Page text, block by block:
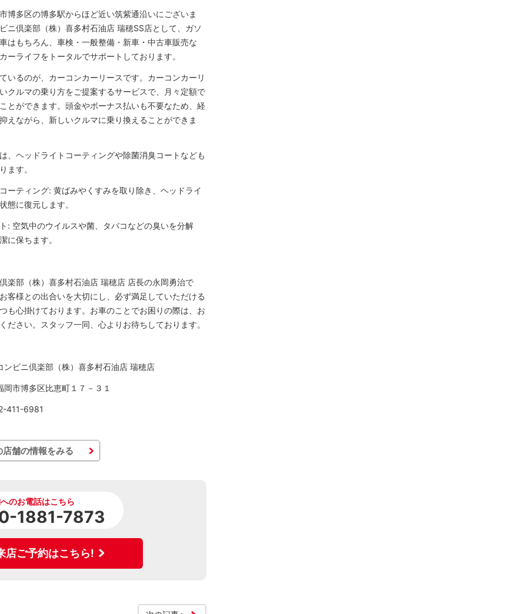
博多区の博多駅からほど近い筑紫通沿いにございま
ニ倶楽部（株）喜多村石油店 瑞穂SS店として、ガソ
はもちろん、車検・一般整備・新車・中古車販売な
ーライフをトータルでサポートしております。
いるのが、カーコンカーリースです。カーコンカーリ
クルマの乗り方をご提案するサービスで、月々定額で
とができます。頭金やボーナス払いも不要なため、経
えながら、新しいクルマに乗り換えることができま
、ヘッドライトコーティングや除菌消臭コートなども
ます。
ーティング: 黄ばみやくすみを取り除き、ヘッドライ
態に復元します。
: 空気中のウイルスや菌、タバコなどの臭いを分解
に保ちます。
楽部（株）喜多村石油店 瑞穂店 店長の永岡勇治で
客様との出合いを大切にし、必ず満足していただける
も心掛けております。お車のことでお困りの際は、お
ださい。スタッフ一同、心よりお待ちしております。
ンビニ倶楽部（株）喜多村石油店 瑞穂店
岡市博多区比恵町１７－３１
411-6981
店舗の情報をみる
のお電話はこちら
1881-7873
店ご予約はこちら!